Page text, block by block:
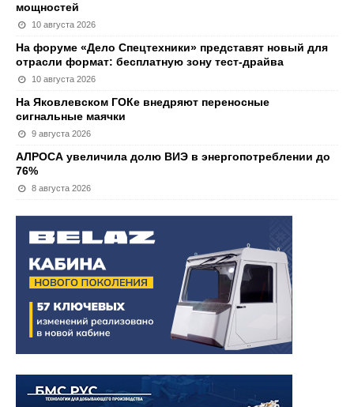
мощностей
10 августа 2026
На форуме «Дело Спецтехники» представят новый для
отрасли формат: бесплатную зону тест-драйва
10 августа 2026
На Яковлевском ГОКе внедряют переносные
сигнальные маячки
9 августа 2026
АЛРОСА увеличила долю ВИЭ в энергопотреблении до
76%
8 августа 2026